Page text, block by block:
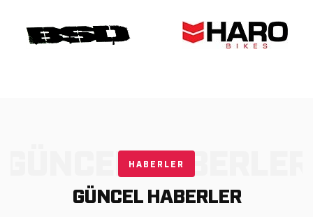
GÜNCEL HABERLER
HABERLER
GÜNCEL HABERLER